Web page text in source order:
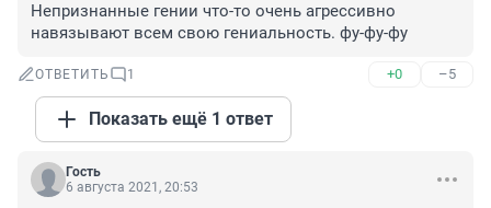
Непризнанные гении что-то очень агрессивно
навязывают всем свою гениальность. фу-фу-фу
ОТВЕТИТЬ 1 +0 –5
Показать ещё 1 ответ
Гость
6 августа 2021, 20:53